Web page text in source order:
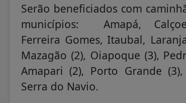
Serão beneficiados com
municípios: Amapá,
Ferreira Gomes, Itaubal,
Mazagão (2), Oiapoque (3),
Amapari (2), Porto Grande
Serra do Navio.